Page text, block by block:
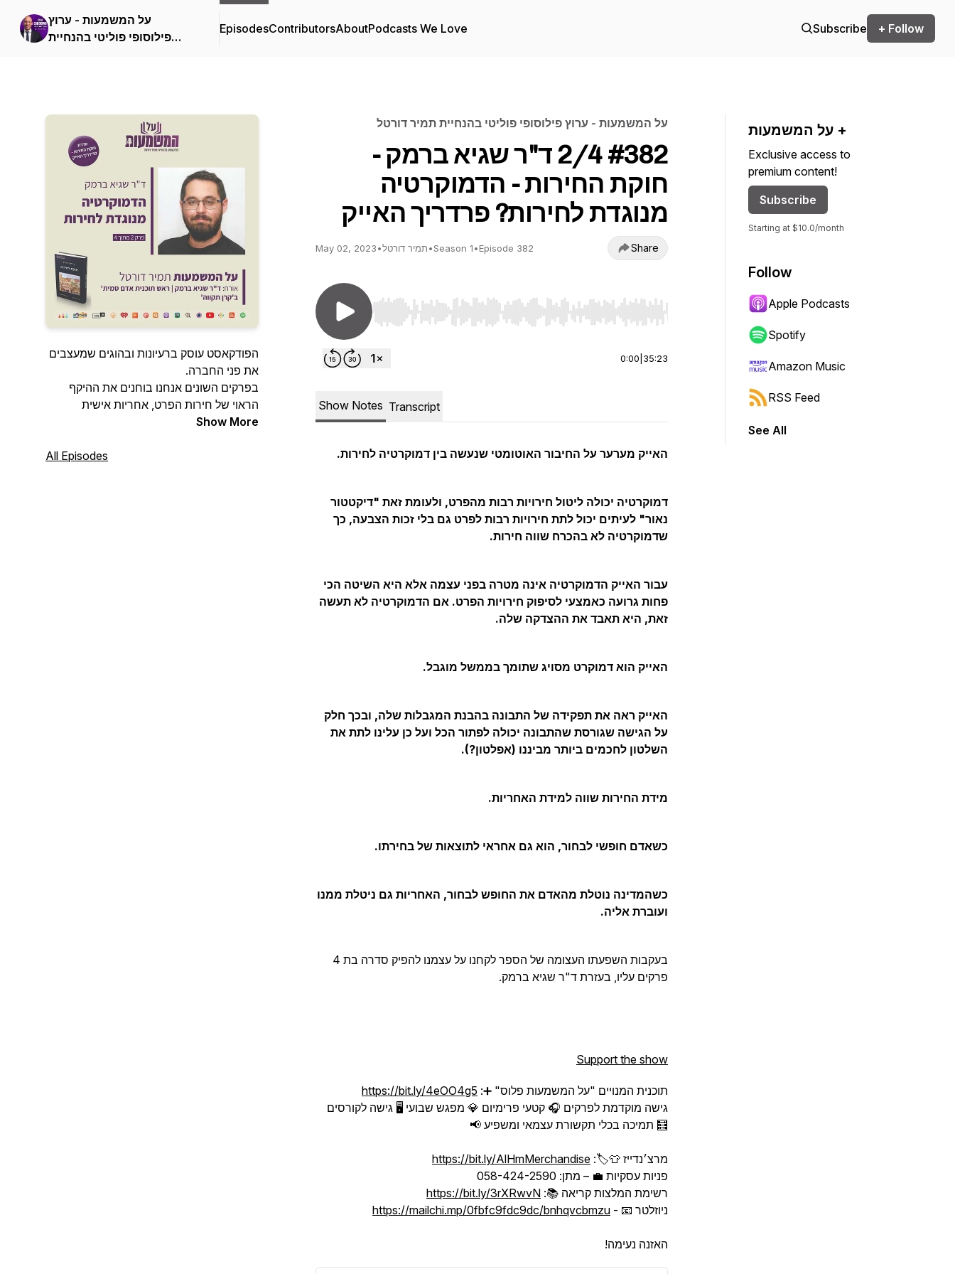
על המשמעות - ערוץ
פילוסופי פוליטי בהנחיית
EpisodesContributorsAboutPodcasts We Love Subscribe + Follow
הפודקאסט עוסק ברעיונות ובהוגים שמעצבים
את פני החברה.
בפרקים השונים אנחנו בוחנים את ההיקף
הראוי של חירות הפרט, אחריות אישית
ומעורבות אזרחית.
הפודקאסט עוסק בנושאים רבים שעל סדר
Show More
All Episodes
על המשמעות - ערוץ פילוסופי פוליטי בהנחיית תמיר דורטל
#382 2/4 ד"ר שגיא ברמק -
חוקת החירות - הדמוקרטיה
מנוגדת לחירות? פרדריך האייק
May 02, 2023•תמיר דורטל•Season 1•Episode 382 Share
Use Left/Right to seek, Home/End to jump to start or end. Hold shift to jump forward or backward.
0:00 35:23
Show Notes Transcript
האייק מערער על החיבור האוטומטי שנעשה בין דמוקרטיה לחירות.
דמוקרטיה יכולה ליטול חירויות רבות מהפרט, ולעומת זאת "דיקטטור
נאור" לעיתים יכול לתת חירויות רבות לפרט גם בלי זכות הצבעה, כך
שדמוקרטיה לא בהכרח שווה חירות.
עבור האייק הדמוקרטיה אינה מטרה בפני עצמה אלא היא השיטה הכי
פחות גרועה כאמצעי לסיפוק חירויות הפרט. אם הדמוקרטיה לא תעשה
זאת, היא תאבד את ההצדקה שלה.
האייק הוא דמוקרט מסויג שתומך בממשל מוגבל.
האייק ראה את תפקידה של התבונה בהבנת המגבלות שלה, ובכך חלק
על הגישה שגורסת שהתבונה יכולה לפתור הכל ועל כן עלינו לתת את
השלטון לחכמים ביותר מביננו (אפלטון?).
מידת החירות שווה למידת האחריות.
כשאדם חופשי לבחור, הוא גם אחראי לתוצאות של בחירתו.
כשהמדינה נוטלת מהאדם את החופש לבחור, האחריות גם ניטלת ממנו
ועוברת אליה.
בעקבות השפעתו העצומה של הספר לקחנו על עצמנו להפיק סדרה בת 4
פרקים עליו, בעזרת ד"ר שגיא ברמק.
Support the show
תוכנית המנויים "על המשמעות פלוס" ➕: https://bit.ly/4eOO4g5
גישה מוקדמת לפרקים 🎧 קטעי פרימיום 💎 מפגש שבועי 🖥️ גישה לקורסים
🧮 תמיכה בכלי תקשורת עצמאי ומשפיע 📢
מרצ׳נדייז 👕🏷: https://bit.ly/AlHmMerchandise
פניות עסקיות 💼 – מתן: 058-424-2590
רשימת המלצות קריאה 📚: https://bit.ly/3rXRwvN
ניוזלטר 📧 - https://mailchi.mp/0fbfc9fdc9dc/bnhqvcbmzu
האזנה נעימה!
על המשמעות +
Exclusive access to
premium content!
Subscribe
Starting at $10.0/month
Follow
Apple Podcasts
Spotify
Amazon Music
RSS Feed
See All